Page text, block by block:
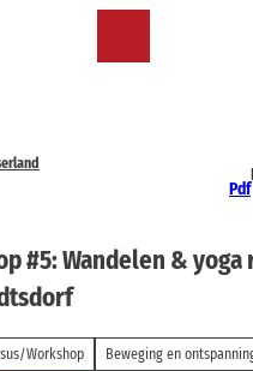
Pdf
#5: Wandelen & yoga
Workshop
Beweging en